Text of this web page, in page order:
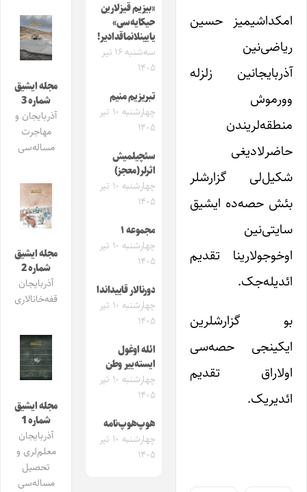
امکداشیمیز حسین
ریاضی‌نین
آذربایجانین زلزله
وورموش
منطقه‌لریندن
حاضرلادیغی
شکیل‌لی گزارشلر
بئش حصه‌ده ایشیق
سایتی‌نین
اوخوجولارینا تقدیم
ائدیله‌جک.
بو گزارشلرین
ایکینجی حصه‌سی
اولاراق تقدیم
ائدیریک.
«بیزیم قیزلارین
حیکایه‌سی»
یایینلانماقدادیر!
سه‌شنبه ۱۶ تیر
۱۴۰۵
تبریزیم منیم
چهارشنبه ۱۰ تیر
۱۴۰۵
سئچیلمیش
اثرلر(معجز)
چهارشنبه ۱۰ تیر
۱۴۰۵
مجموعه ۱
چهارشنبه ۱۰ تیر
۱۴۰۵
دورنالار قاییداندا
چهارشنبه ۱۰ تیر
۱۴۰۵
ائله اوغول
ایسته‌ییر وطن
چهارشنبه ۱۰ تیر
۱۴۰۵
هوپ‌هوپ‌نامه
چهارشنبه ۱۰ تیر
۱۴۰۵
مجله ایشیق
شماره 3
آذربایجان و
مهاجرت
مساله‌سی
مجله ایشیق
شماره 2
آذربایجان
قفه‌خانالاری
مجله ایشیق
شماره 1
آذربایجان
معلم‌لری و
تحصیل
مساله‌سی